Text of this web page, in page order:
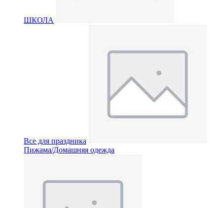
ШКОЛА
Все для праздника
Пижама/Домашняя одежда